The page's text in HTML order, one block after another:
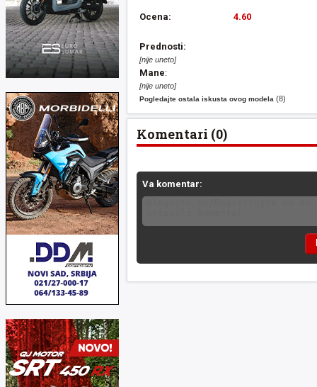
Ocena: 4.60
Prednosti:
[nije uneto]
Mane:
[nije uneto]
Pogledajte ostala iskusta ovog modela (8)
Komentari (0)
Va komentar: